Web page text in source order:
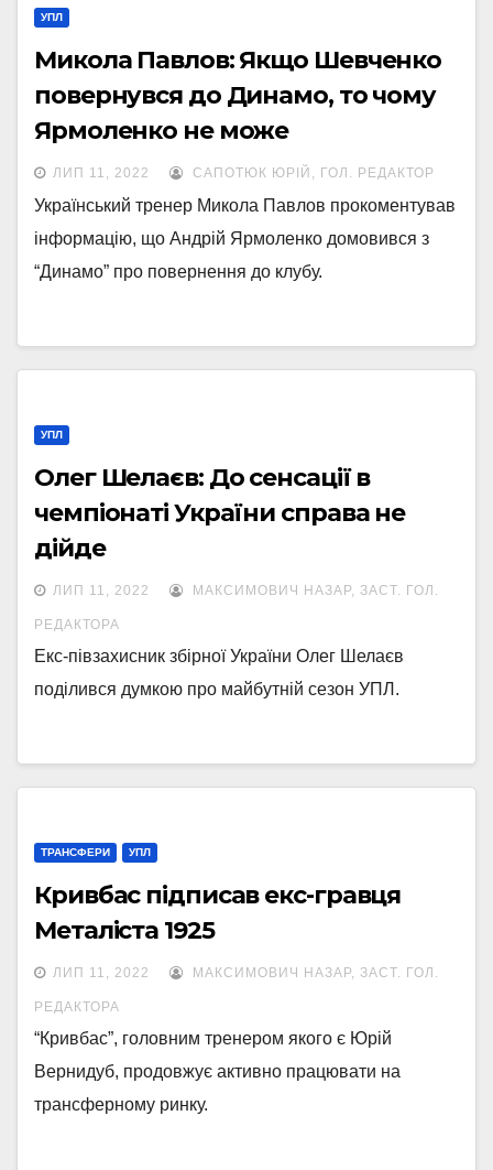
УПЛ
Микола Павлов: Якщо Шевченко
повернувся до Динамо, то чому
Ярмоленко не може
ЛИП 11, 2022 САПОТЮК ЮРІЙ, ГОЛ. РЕДАКТОР
Український тренер Микола Павлов прокоментував
інформацію, що Андрій Ярмоленко домовився з
“Динамо” про повернення до клубу.
УПЛ
Олег Шелаєв: До сенсації в
чемпіонаті України справа не
дійде
ЛИП 11, 2022 МАКСИМОВИЧ НАЗАР, ЗАСТ. ГОЛ.
РЕДАКТОРА
Екс-півзахисник збірної України Олег Шелаєв
поділився думкою про майбутній сезон УПЛ.
ТРАНСФЕРИ УПЛ
Кривбас підписав екс-гравця
Металіста 1925
ЛИП 11, 2022 МАКСИМОВИЧ НАЗАР, ЗАСТ. ГОЛ.
РЕДАКТОРА
“Кривбас”, головним тренером якого є Юрій
Вернидуб, продовжує активно працювати на
трансферному ринку.